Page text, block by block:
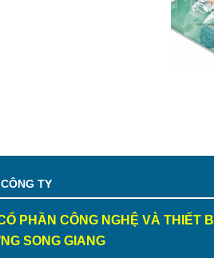
TY
PHẦN CÔNG NGHỆ VÀ THIẾT BỊ
SONG GIANG